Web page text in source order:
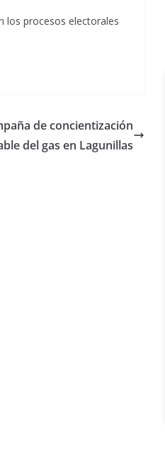
los procesos electorales
de concientización
del gas en Lagunillas